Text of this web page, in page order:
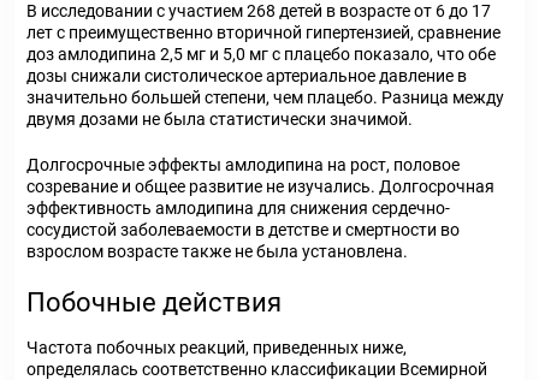
В исследовании с участием 268 детей в возрасте от 6 до 17
лет с преимущественно вторичной гипертензией, сравнение
доз амлодипина 2,5 мг и 5,0 мг с плацебо показало, что обе
дозы снижали систолическое артериальное давление в
значительно большей степени, чем плацебо. Разница между
двумя дозами не была статистически значимой.
Долгосрочные эффекты амлодипина на рост, половое
созревание и общее развитие не изучались. Долгосрочная
эффективность амлодипина для снижения сердечно-
сосудистой заболеваемости в детстве и смертности во
взрослом возрасте также не была установлена.
Побочные действия
Частота побочных реакций, приведенных ниже,
определялась соответственно классификации Всемирной